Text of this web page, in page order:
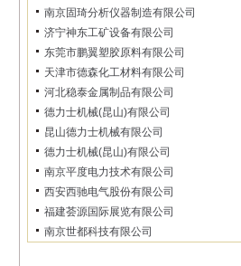
南京固琦分析仪器制造有限公司
济宁神东工矿设备有限公司
东莞市鹏翼塑胶原料有限公司
天津市德森化工材料有限公司
河北稳泰金属制品有限公司
德力士机械(昆山)有限公司
昆山德力士机械有限公司
德力士机械(昆山)有限公司
南京平度电力技术有限公司
西安西驰电气股份有限公司
福建荟源国际展览有限公司
南京世都科技有限公司